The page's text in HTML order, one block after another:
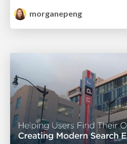
morganepeng